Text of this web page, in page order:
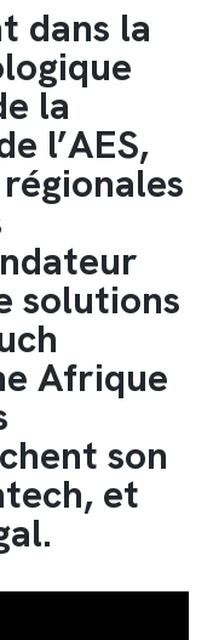
dans la
la
l’AES,
solutions
Afrique
son
et